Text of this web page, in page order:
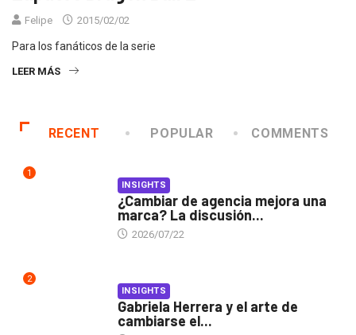
Felipe 2015/02/02
Para los fanáticos de la serie
LEER MÁS
RECENT POPULAR COMMENTS
1
INSIGHTS
¿Cambiar de agencia mejora una
marca? La discusión...
2026/07/22
2
INSIGHTS
Gabriela Herrera y el arte de
cambiarse el...